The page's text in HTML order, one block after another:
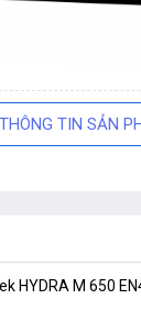
TIN SẢN
HYDRA M 650